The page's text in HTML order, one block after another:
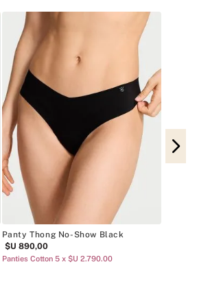
Panty Thong No-Show Black
$U 890,00
Panties Cotton 5 x $U 2.790.00